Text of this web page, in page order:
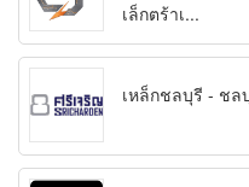
เล็กตร้าเ...
เหล็กชลบุรี - ชล